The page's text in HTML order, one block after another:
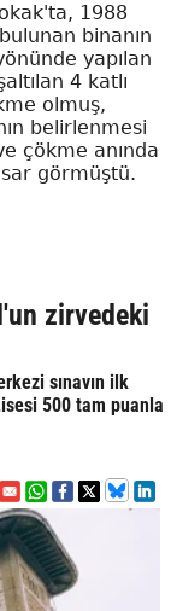
1988
binanın
yapılan
4 katlı
olmuş,
belirlenmesi
çökme anında
görmüştü.
zirvedeki
sınavın ilk
500 tam puanla